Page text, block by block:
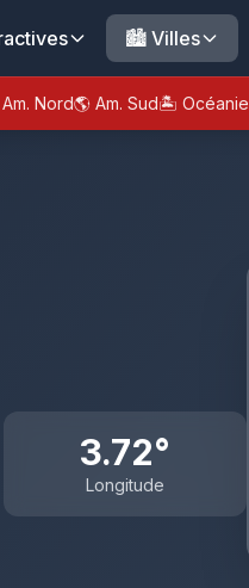
🏙️ Villes
Nord🌎 Am. Sud🏝️ Océanie
3.72°
Longitude